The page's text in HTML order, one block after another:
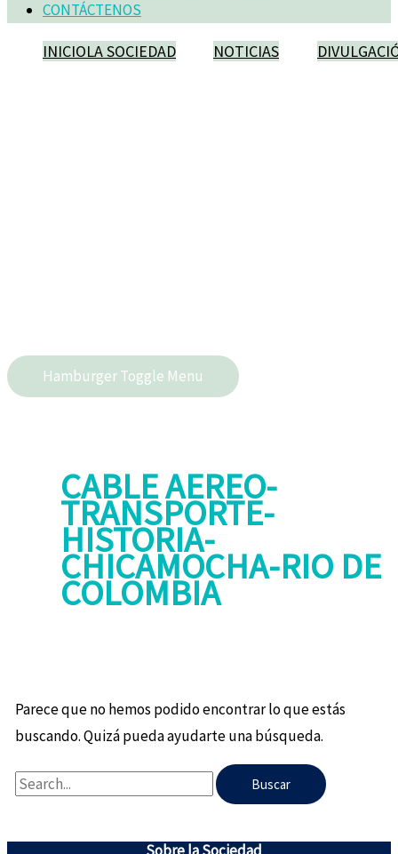
CONTÁCTENOS
INICIOLA SOCIEDAD NOTICIAS
Hamburger Toggle Menu
CABLE AEREO-
TRANSPORTE-
HISTORIA-
CHICAMOCHA-RIO DE
COLOMBIA
Parece que no hemos podido encontrar lo que estás
buscando. Quizá pueda ayudarte una búsqueda.